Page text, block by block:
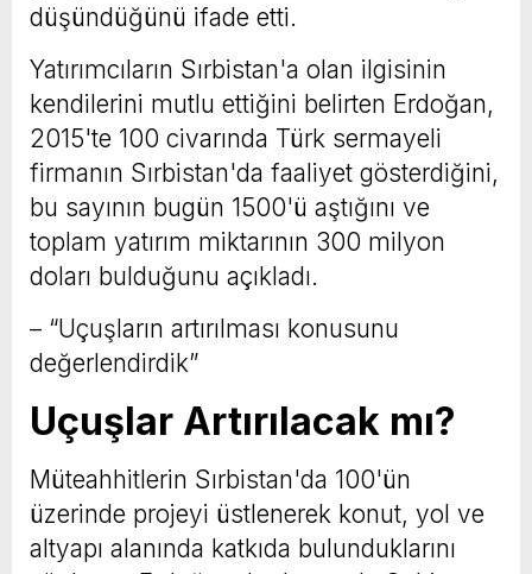
düşündüğünü ifade etti.
Yatırımcıların Sırbistan'a olan ilgisinin
kendilerini mutlu ettiğini belirten Erdoğan,
2015'te 100 civarında Türk sermayeli
firmanın Sırbistan'da faaliyet gösterdiğini,
bu sayının bugün 1500'ü aştığını ve
toplam yatırım miktarının 300 milyon
doları bulduğunu açıkladı.
– “Uçuşların artırılması konusunu
değerlendirdik”
Uçuşlar Artırılacak mı?
Müteahhitlerin Sırbistan'da 100'ün
üzerinde projeyi üstlenerek konut, yol ve
altyapı alanında katkıda bulunduklarını